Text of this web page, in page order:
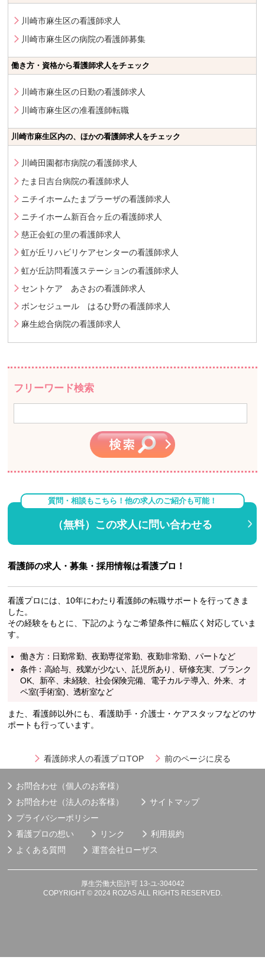
川崎市麻生区の看護師求人
川崎市麻生区の病院の看護師募集
働き方・資格から看護師求人をチェック
川崎市麻生区の日勤の看護師求人
川崎市麻生区の准看護師転職
川崎市麻生区内の、ほかの看護師求人をチェック
川崎田園都市病院の看護師求人
たま日吉台病院の看護師求人
ニチイホームたまプラーザの看護師求人
ニチイホーム新百合ヶ丘の看護師求人
慈正会虹の里の看護師求人
虹が丘リハビリケアセンターの看護師求人
虹が丘訪問看護ステーションの看護師求人
セントケア あさおの看護師求人
ボンセジュール はるひ野の看護師求人
麻生総合病院の看護師求人
フリーワード検索
質問・相談もこちら！他の求人のご紹介も可能！
（無料）この求人に問い合わせる
看護師の求人・募集・採用情報は看護プロ！
看護プロには、10年にわたり看護師の転職サポートを行ってきま
した。
その経験をもとに、下記のようなご希望条件に幅広く対応していま
す。
働き方：日勤常勤、夜勤専従常勤、夜勤非常勤、パートなど
条件：高給与、残業が少ない、託児所あり、研修充実、ブランク
OK、新卒、未経験、社会保険完備、電子カルテ導入、外来、オ
ペ室(手術室)、透析室など
また、看護師以外にも、看護助手・介護士・ケアスタッフなどのサ
ポートも行っています。
看護師求人の看護プロTOP 前のページに戻る
お問合わせ（個人のお客様）
お問合わせ（法人のお客様）
サイトマップ
プライバシーポリシー
看護プロの想い
リンク
利用規約
よくある質問
運営会社ローザス
厚生労働大臣許可 13-ユ-304042
COPYRIGHT © 2024 ROZAS ALL RIGHTS RESERVED.